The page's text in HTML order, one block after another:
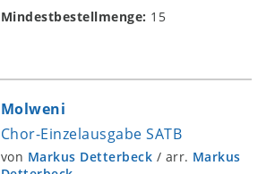
Mindestbestellmenge: 15
Molweni
Chor-Einzelausgabe SATB
von Markus Detterbeck / arr. Markus